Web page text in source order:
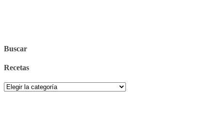
Buscar
Recetas
Recetas